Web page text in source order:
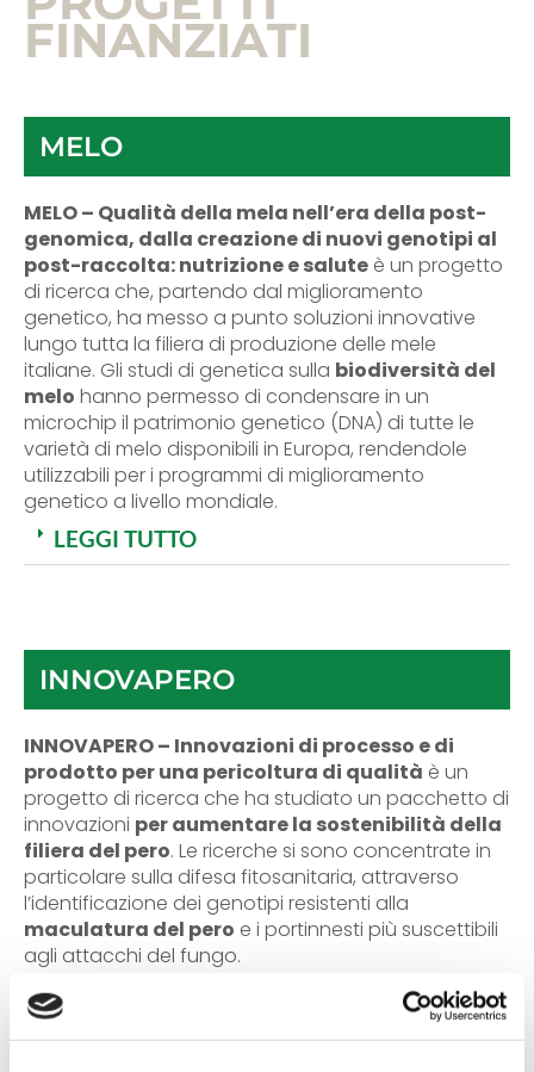
FINANZIATI
MELO
MELO – Qualità della mela nell’era della post-
genomica, dalla creazione di nuovi genotipi al
post-raccolta: nutrizione e salute è un progetto
di ricerca che, partendo dal miglioramento
genetico, ha messo a punto soluzioni innovative
lungo tutta la filiera di produzione delle mele
italiane. Gli studi di genetica sulla biodiversità del
melo hanno permesso di condensare in un
microchip il patrimonio genetico (DNA) di tutte le
varietà di melo disponibili in Europa, rendendole
utilizzabili per i programmi di miglioramento
genetico a livello mondiale.
LEGGI TUTTO
INNOVAPERO
INNOVAPERO – Innovazioni di processo e di
prodotto per una pericoltura di qualità è un
progetto di ricerca che ha studiato un pacchetto di
innovazioni per aumentare la sostenibilità della
filiera del pero. Le ricerche si sono concentrate in
particolare sulla difesa fitosanitaria, attraverso
l’identificazione dei genotipi resistenti alla
maculatura del pero e i portinnesti più suscettibili
agli attacchi del fungo.
LEGGI TUTTO